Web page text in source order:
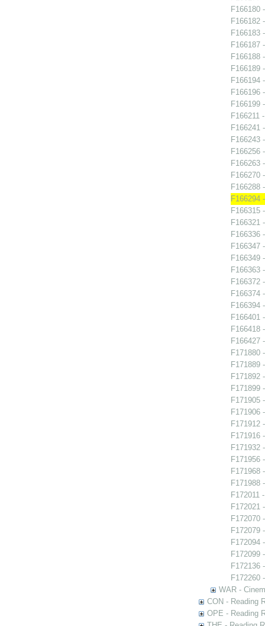
F166180
F166182
F166183
F166187
F166188
F166189
F166194
F166196
F166199
F166211
F166241
F166243
F166256
F166263
F166270
F166288
F166294
F166315
F166321
F166336
F166347
F166349
F166363
F166372
F166374
F166394
F166401
F166418
F166427
F171880
F171889
F171892
F171899
F171905
F171906
F171912
F171916
F171932
F171956
F171968
F171988
F172011
F172021
F172070
F172079
F172094
F172099
F172136
F172260
WAR -
CON - Reading
OPE - Reading